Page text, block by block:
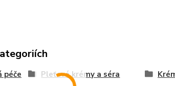
péče Pleťové krémy a séra